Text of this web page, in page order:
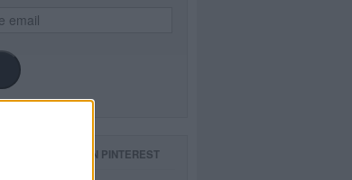
TABLEROS EN PINTEREST